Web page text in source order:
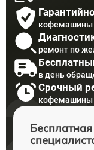
кофемашины
ремонт по
в день
Срочный
кофемашины